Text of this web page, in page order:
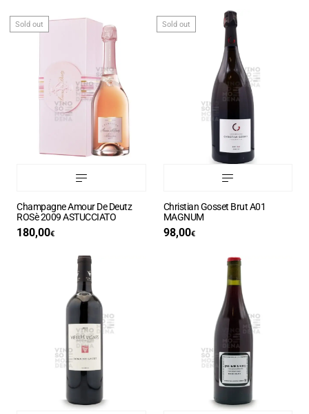
Sold out
Champagne Amour De Deutz
ROSè 2009 ASTUCCIATO
180,00€
Sold out
Christian Gosset Brut A01
MAGNUM
98,00€